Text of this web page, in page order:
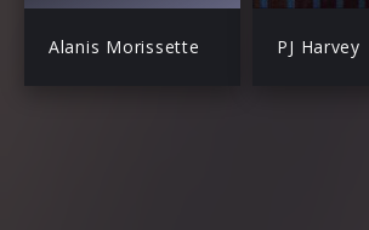
Alanis Morissette PJ Harvey